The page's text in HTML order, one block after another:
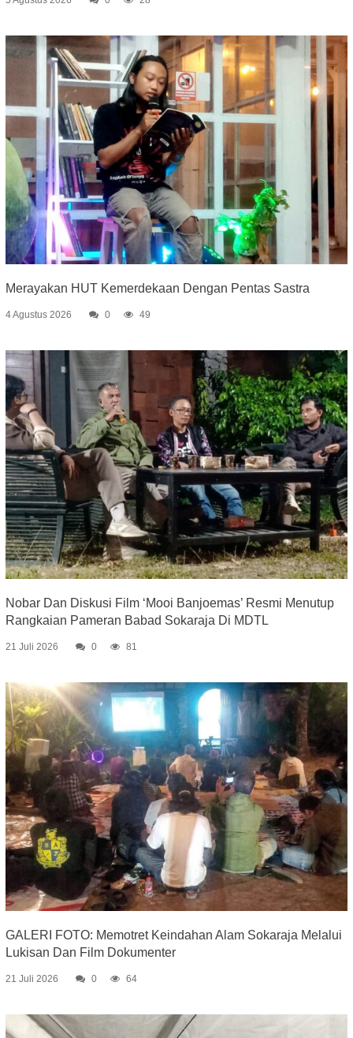
Merayakan HUT Kemerdekaan Dengan Pentas Sastra
4 Agustus 2026 0 49
Nobar Dan Diskusi Film ‘Mooi Banjoemas’ Resmi Menutup
Rangkaian Pameran Babad Sokaraja Di MDTL
21 Juli 2026 0 81
GALERI FOTO: Memotret Keindahan Alam Sokaraja Melalui
Lukisan Dan Film Dokumenter
21 Juli 2026 0 64